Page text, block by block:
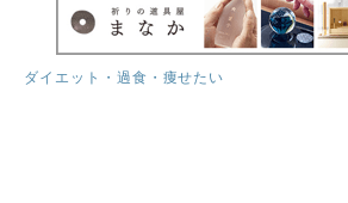
ダイエット・過食・痩せたい